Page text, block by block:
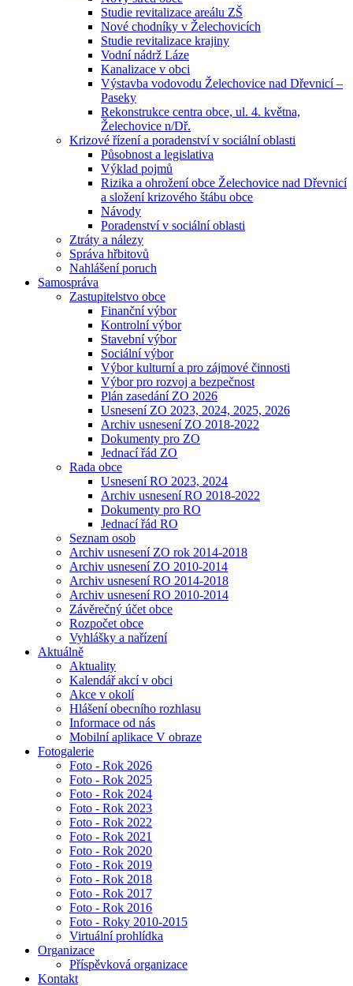
Studie revitalizace areálu ZŠ
Nové chodníky v Želechovicích
Studie revitalizace krajiny
Vodní nádrž Láze
Kanalizace v obci
Výstavba vodovodu Želechovice nad Dřevnicí –
Paseky
Rekonstrukce centra obce, ul. 4. května,
Želechovice n/Dř.
Krizové řízení a poradenství v sociální oblasti
Působnost a legislativa
Výklad pojmů
Rizika a ohrožení obce Želechovice nad Dřevnicí
a složení krizového štábu obce
Návody
Poradenství v sociální oblasti
Ztráty a nálezy
Správa hřbitovů
Nahlášení poruch
Samospráva
Zastupitelstvo obce
Finanční výbor
Kontrolní výbor
Stavební výbor
Sociální výbor
Výbor kulturní a pro zájmové činnosti
Výbor pro rozvoj a bezpečnost
Plán zasedání ZO 2026
Usnesení ZO 2023, 2024, 2025, 2026
Archiv usnesení ZO 2018-2022
Dokumenty pro ZO
Jednací řád ZO
Rada obce
Usnesení RO 2023, 2024
Archiv usnesení RO 2018-2022
Dokumenty pro RO
Jednací řád RO
Seznam osob
Archiv usnesení ZO rok 2014-2018
Archiv usnesení ZO 2010-2014
Archiv usnesení RO 2014-2018
Archiv usnesení RO 2010-2014
Závěrečný účet obce
Rozpočet obce
Vyhlášky a nařízení
Aktuálně
Aktuality
Kalendář akcí v obci
Akce v okolí
Hlášení obecního rozhlasu
Informace od nás
Mobilní aplikace V obraze
Fotogalerie
Foto - Rok 2026
Foto - Rok 2025
Foto - Rok 2024
Foto - Rok 2023
Foto - Rok 2022
Foto - Rok 2021
Foto - Rok 2020
Foto - Rok 2019
Foto - Rok 2018
Foto - Rok 2017
Foto - Rok 2016
Foto - Roky 2010-2015
Virtuální prohlídka
Organizace
Příspěvková organizace
Kontakt